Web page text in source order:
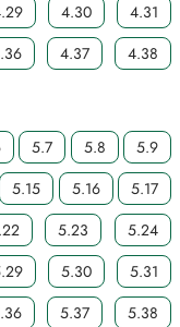
4.30
4.31
4.37
4.38
5.7 5.8
5.9
5.15 5.16
5.17
5.23
5.24
5.30
5.31
5.37
5.38